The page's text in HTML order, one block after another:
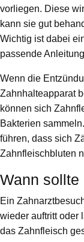
vorliegen. Diese
kann sie gut
Wichtig ist dabei
passende
Wenn die
Zahnhalteapparat
können sich
Bakterien
führen, dass sich
Zahnfleischbluten
Wann sollte
Ein
wieder auftritt oder
das Zahnfleisch